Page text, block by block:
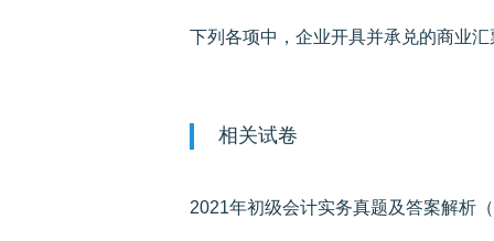
相关试卷
2021年初级会计实务真题及答案解析